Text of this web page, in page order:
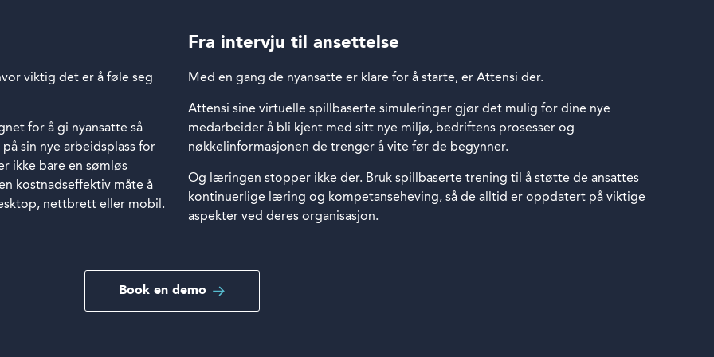
viktig det er å føle seg
for å gi nyansatte så
sin nye arbeidsplass for
ikke bare en sømløs
kostnadseffektiv måte å
nettbrett eller mobil.
Fra intervju til ansettelse
Med en gang de nyansatte er klare for å starte, er Attensi der.
Attensi sine virtuelle spillbaserte simuleringer gjør det mulig for dine nye
medarbeider å bli kjent med sitt nye miljø, bedriftens prosesser og
nøkkelinformasjonen de trenger å vite før de begynner.
Og læringen stopper ikke der. Bruk spillbaserte trening til å støtte de ansattes
kontinuerlige læring og kompetanseheving, så de alltid er oppdatert på viktige
aspekter ved deres organisasjon.
Book en demo